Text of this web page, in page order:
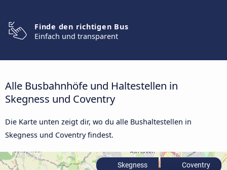
Finde den richtigen Bus
Einfach und transparent
Alle Busbahnhöfe und Haltestellen in
Skegness und Coventry
Die Karte unten zeigt dir, wo du alle Bushaltestellen in
Skegness und Coventry findest.
Skegness Coventry